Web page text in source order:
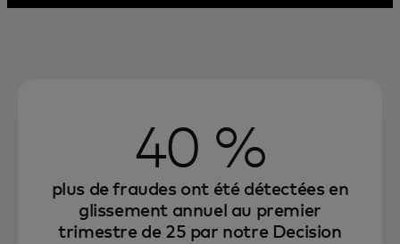
40 %
plus de fraudes ont été détectées en
glissement annuel au premier
trimestre de 25 par notre Decision